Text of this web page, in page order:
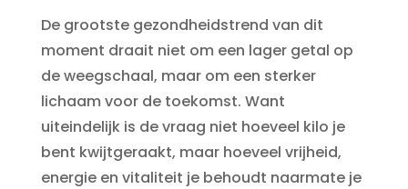
De grootste gezondheidstrend van dit
moment draait niet om een lager getal op
de weegschaal, maar om een sterker
lichaam voor de toekomst. Want
uiteindelijk is de vraag niet hoeveel kilo je
bent kwijtgeraakt, maar hoeveel vrijheid,
energie en vitaliteit je behoudt naarmate je